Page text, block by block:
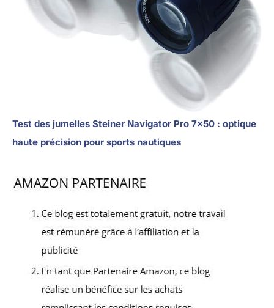
Test des jumelles Steiner Navigator Pro 7×50 : optique
haute précision pour sports nautiques